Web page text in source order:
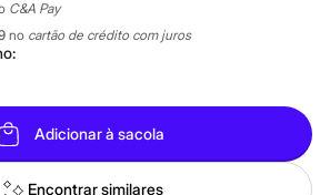
C&A Pay
no cartão de crédito com juros
:
Adicionar à sacola
Encontrar similares